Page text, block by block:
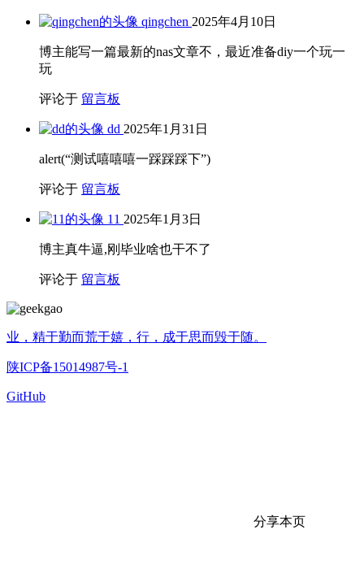
qingchen 2025年4月10日
博主能写一篇最新的nas文章不，最近准备diy一个玩一
玩
评论于 留言板
dd 2025年1月31日
alert(“测试嘻嘻嘻一踩踩踩下”)
评论于 留言板
11 2025年1月3日
博主真牛逼,刚毕业啥也干不了
评论于 留言板
业，精于勤而荒于嬉，行，成于思而毁于随。
陕ICP备15014987号-1
GitHub
分享本页